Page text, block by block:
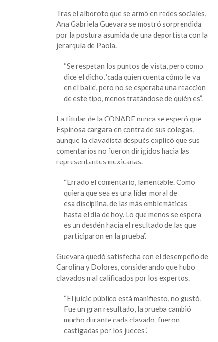
Tras el alboroto que se armó en redes sociales,
Ana Gabriela Guevara se mostró sorprendida
por la postura asumida de una deportista con la
jerarquía de Paola.
“Se respetan los puntos de vista, pero como
dice el dicho, ‘cada quien cuenta cómo le va
en el baile’, pero no se esperaba una reacción
de este tipo, menos tratándose de quién es”.
La titular de la CONADE nunca se esperó que
Espinosa cargara en contra de sus colegas,
aunque la clavadista después explicó que sus
comentarios no fueron dirigidos hacia las
representantes mexicanas.
“Errado el comentario, lamentable. Como
quiera que sea es una líder moral de
esa disciplina, de las más emblemáticas
hasta el día de hoy. Lo que menos se espera
es un desdén hacia el resultado de las que
participaron en la prueba”.
Guevara quedó satisfecha con el desempeño de
Carolina y Dolores, considerando que hubo
clavados mal calificados por los expertos.
“El juicio público está manifiesto, no gustó.
Fue un gran resultado, la prueba cambió
mucho durante cada clavado, fueron
castigadas por los jueces”.